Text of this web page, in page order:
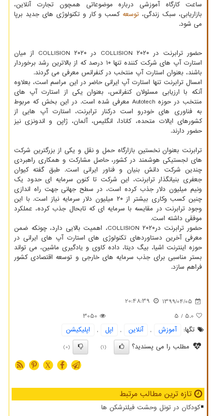
ساعت کارگاه آموزشی درباره موضوعاتی همچون تجارت آنلاین،
بازاریابی، سبک زندگی، توسعه کسب و کار و تکنولوژی های جدید برپا
می شود.
حضور ترابرنت در COLLISION ۲۰۲۰ در COLLISION ۲۰۲۰ از میان
استارت آپ های شرکت کننده تنها ۱۰ درصد که از بالاترین رشد برخوردار
باشند، بعنوان استارت آپ منتخب در کنفرانس معرفی می گردند.
امسال ترابرنت تنها استارت آپ ایرانی حاضر در این مراسم است، بعلاوه
آنکه با ارزیابی مسئولان کنفرانس، بعنوان یکی از استارت آپ های
منتخب در حوزه Autotech معرفی شده است. در این بخش که مربوط
به فناوری های خودرو است درکنار ترابرنت، استارت آپ هایی از
کشورهای ایالات متحده، کانادا، انگلیس، آلمان، ژاپن و اندونزی نیز
حضور دارند.
ترابرنت بعنوان نخستین بازارگاه حمل و نقل و یکی از بزرگترین شرکت
های لجستیکی هوشمند در کشور، حاصل مشارکت و همکاری راهبردی
چندین شرکت دانش بنیان و فناور ایرانی است. طبق گفته کیوان
جعفری بنیانگذار ترابرنت، این شرکت تا کنون سرمایه ای حدود یک
ونیم میلیون دلار جذب کرده است، در سطح جهانی جهت راه اندازی
چنین کسب وکاری بیشتر از ۲۰ میلیون دلار سرمایه نیاز است. با این
وجود ترابرنت در مقایسه با سرمایه ای که تابحال جذب کرده، عملکرد
موفقی داشته است.
حضور ترابرنت درCOLLISION ۲۰۲۰، اهمیت بالایی دارد، چونکه ضمن
معرفی آخرین دستاوردهای تکنولوژی های استارت آپ های ایرانی در
حوزه اینترنت اشیا، بیگ دیتا، داده کاوی و یادگیری ماشین، می تواند
بستر مناسبی برای جذب سرمایه های خارجی و توسعه اقتصادی کشور
فراهم سازد.
1399/04/05
20:48:39
5.0
/ 5
3050
تگها:
آموزش , آنلاین , اپل ,
اپلیكیشن
مطلب را می پسندید؟
(1)
(0)
X
تازه ترین مطالب مرتبط
کودکان در تونل وحشت فیلترشکن ها